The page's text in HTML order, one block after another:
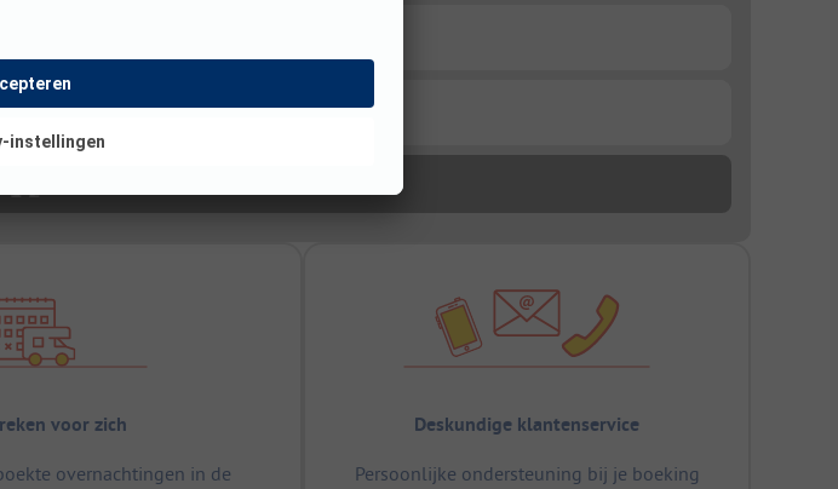
voor zich
overnachtingen in de
Deskundige klantenservice
Persoonlijke ondersteuning bij je boeking